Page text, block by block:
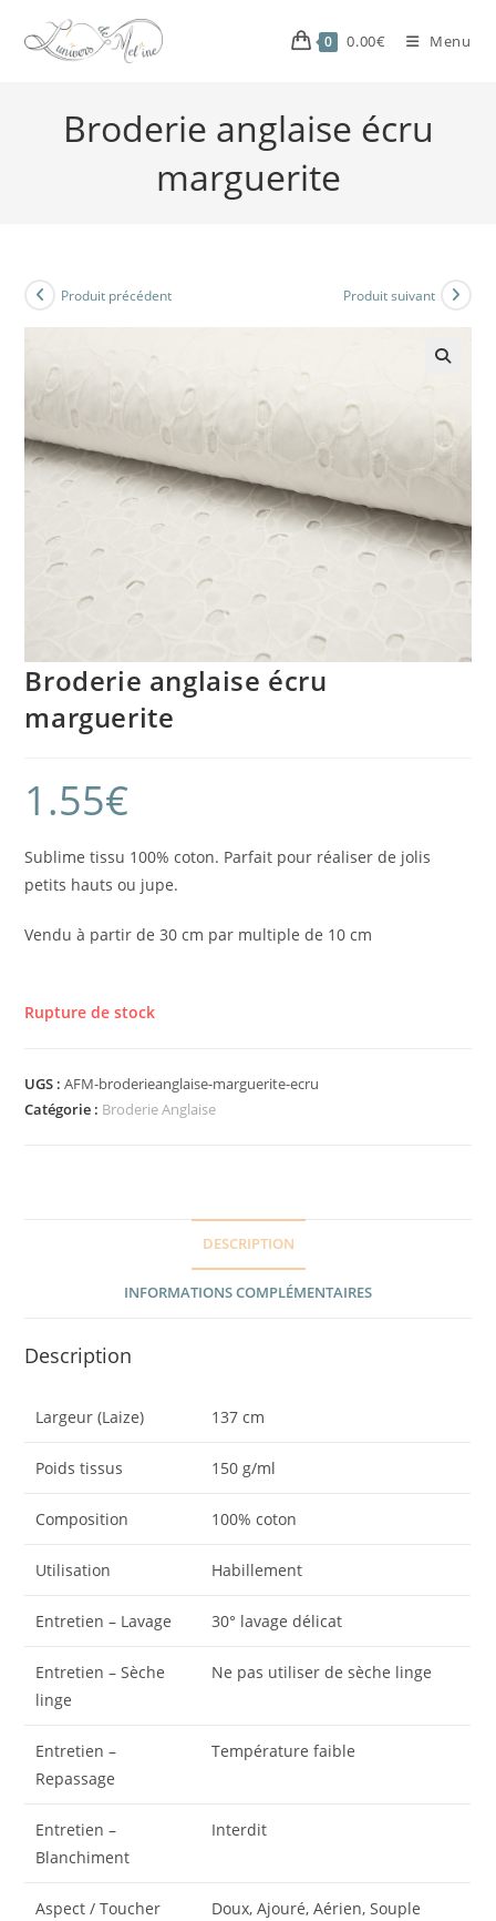
0 0.00€ Menu
Broderie anglaise écru
marguerite
Produit précédent Produit suivant
Broderie anglaise écru
marguerite
1.55€
Sublime tissu 100% coton. Parfait pour réaliser de jolis
petits hauts ou jupe.
Vendu à partir de 30 cm par multiple de 10 cm
Rupture de stock
UGS :AFM-broderieanglaise-marguerite-ecru
Catégorie : Broderie Anglaise
DESCRIPTION
INFORMATIONS COMPLÉMENTAIRES
Description
Largeur (Laize) 137 cm
Poids tissus 150 g/ml
Composition 100% coton
Utilisation Habillement
Entretien – Lavage 30° lavage délicat
Entretien – Sèche
linge
Ne pas utiliser de sèche linge
Entretien –
Repassage
Température faible
Entretien –
Blanchiment
Interdit
Aspect / Toucher Doux, Ajouré, Aérien, Souple